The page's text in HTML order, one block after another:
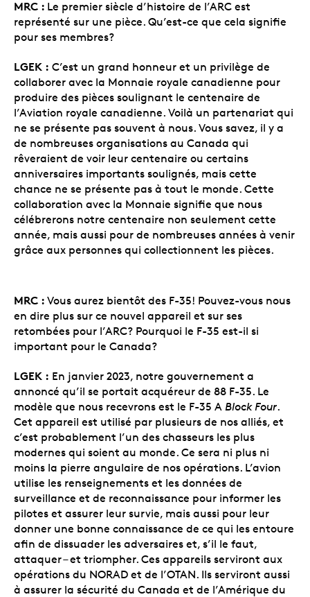
MRC : Le premier siècle d’histoire de l’ARC est
représenté sur une pièce. Qu’est-ce que cela signifie
pour ses membres?
LGEK : C’est un grand honneur et un privilège de
collaborer avec la Monnaie royale canadienne pour
produire des pièces soulignant le centenaire de
l’Aviation royale canadienne. Voilà un partenariat qui
ne se présente pas souvent à nous. Vous savez, il y a
de nombreuses organisations au Canada qui
rêveraient de voir leur centenaire ou certains
anniversaires importants soulignés, mais cette
chance ne se présente pas à tout le monde. Cette
collaboration avec la Monnaie signifie que nous
célébrerons notre centenaire non seulement cette
année, mais aussi pour de nombreuses années à venir
grâce aux personnes qui collectionnent les pièces.
MRC : Vous aurez bientôt des F-35! Pouvez-vous nous
en dire plus sur ce nouvel appareil et sur ses
retombées pour l’ARC? Pourquoi le F-35 est-il si
important pour le Canada?
LGEK : En janvier 2023, notre gouvernement a
annoncé qu’il se portait acquéreur de 88 F-35. Le
modèle que nous recevrons est le F-35 A Block Four.
Cet appareil est utilisé par plusieurs de nos alliés, et
c’est probablement l’un des chasseurs les plus
modernes qui soient au monde. Ce sera ni plus ni
moins la pierre angulaire de nos opérations. L’avion
utilise les renseignements et les données de
surveillance et de reconnaissance pour informer les
pilotes et assurer leur survie, mais aussi pour leur
donner une bonne connaissance de ce qui les entoure
afin de dissuader les adversaires et, s’il le faut,
attaquer – et triompher. Ces appareils serviront aux
opérations du NORAD et de l’OTAN. Ils serviront aussi
à assurer la sécurité du Canada et de l’Amérique du